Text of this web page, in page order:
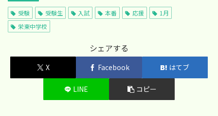
受験 受験生 入試 本番 応援
1月
栄東中学校
シェアする
X Facebook はてブ
LINE コピー